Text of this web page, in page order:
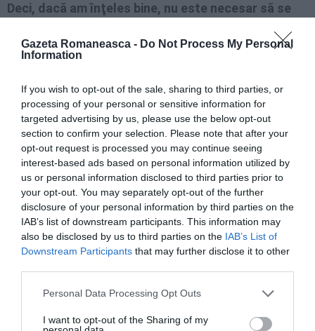
Gazeta Romaneasca - Do Not Process My Personal
Information
If you wish to opt-out of the sale, sharing to third parties, or
processing of your personal or sensitive information for
targeted advertising by us, please use the below opt-out
section to confirm your selection. Please note that after your
opt-out request is processed you may continue seeing
interest-based ads based on personal information utilized by
us or personal information disclosed to third parties prior to
your opt-out. You may separately opt-out of the further
disclosure of your personal information by third parties on the
IAB’s list of downstream participants. This information may
also be disclosed by us to third parties on the IAB’s List of
Downstream Participants that may further disclose it to other
Personal Data Processing Opt Outs
I want to opt-out of the Sharing of my
Deci, dacă am înţeles bine, nu este necesar să se
povestea mea, de exemplu. În această ţară
există pentru străini foarte multe cursuri de
limbă care însă
nu sunt atât de frecventate.
Repet: dacă cineva vrea să se integreze aici o
poate face, nu trebuie să se lucreze mai mult pe
această temă».
Să revenim la Lega Nord. Ce te atrage la acest
«Eu vin din România şi, datorită familiei mele, am
crescutcu un puternic sentiment de